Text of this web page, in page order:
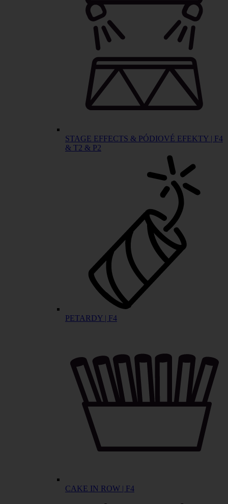
STAGE EFFECTS & PÓDIOVÉ EFEKTY | F4
& T2 & P2
PETARDY | F4
CAKE IN ROW | F4